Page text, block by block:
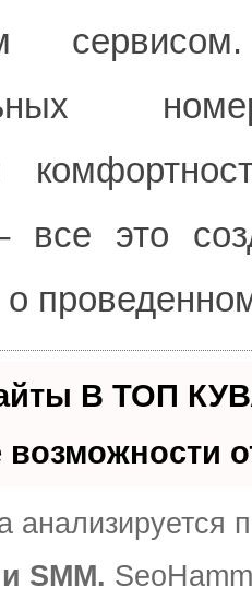
все это
о
В ТОП
анализируется
SMM.